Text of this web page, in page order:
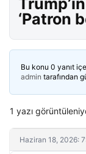
‘Patron
Bu konu 0 yanıt
admin tarafından
1 yazı
Haziran 18, 2026: